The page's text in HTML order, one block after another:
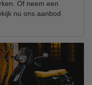
Of neem een
nu ons aanbod